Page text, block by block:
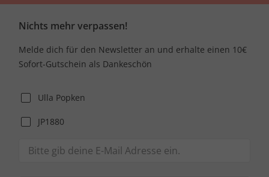
Nichts mehr verpassen!
Melde dich für den Newsletter an und erhalte einen 10€
Sofort-Gutschein als Dankeschön
Ulla Popken
JP1880